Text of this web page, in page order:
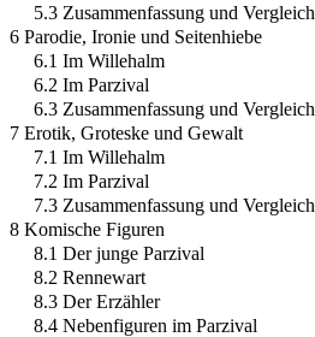
5.3 Zusammenfassung und Vergleich
6 Parodie, Ironie und Seitenhiebe
6.1 Im Willehalm
6.2 Im Parzival
6.3 Zusammenfassung und Vergleich
7 Erotik, Groteske und Gewalt
7.1 Im Willehalm
7.2 Im Parzival
7.3 Zusammenfassung und Vergleich
8 Komische Figuren
8.1 Der junge Parzival
8.2 Rennewart
8.3 Der Erzähler
8.4 Nebenfiguren im Parzival